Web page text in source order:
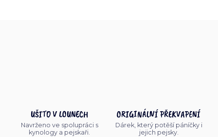
UŠITO V LOUNECH
Navrženo ve spolupráci s
kynology a pejskaři.
ORIGINÁLNÍ PŘEKVAPENÍ
Dárek, který potěší páníčky i
jejich pejsky.